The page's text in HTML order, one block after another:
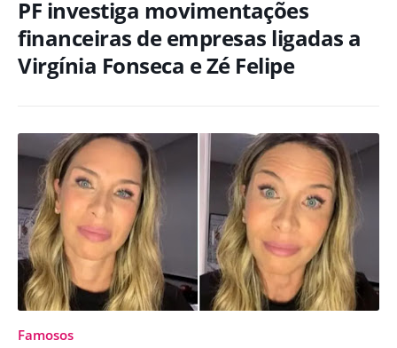
PF investiga movimentações
financeiras de empresas ligadas a
Virgínia Fonseca e Zé Felipe
Famosos